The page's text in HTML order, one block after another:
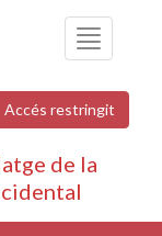
Toggle
navigation
Accés restringit
de la